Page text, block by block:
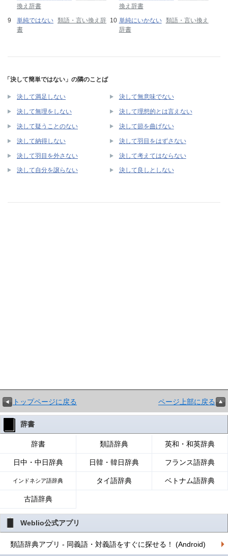
換え辞書
換え辞書
単純ではない 類語・言い換え辞
書
単純にいかない 類語・言い換え
辞書
「決して簡単ではない」の隣のことば
決して満足しない 決して無意味でない
決して無理をしない 決して理想的とは言えない
決して疑うことのない 決して節を曲げない
決して納得しない 決して羽目をはずさない
決して羽目を外さない 決して考えてはならない
決して自分を譲らない 決して良しとしない
トップページに戻る ページ上部に戻る
辞書
辞書 類語辞典 英和・和英辞典
日中・中日辞典 日韓・韓日辞典 フランス語辞典
インドネシア語辞典 タイ語辞典 ベトナム語辞典
古語辞典
Weblio公式アプリ
類語辞典アプリ - 同義語・対義語をすぐに探せる！ (Android)